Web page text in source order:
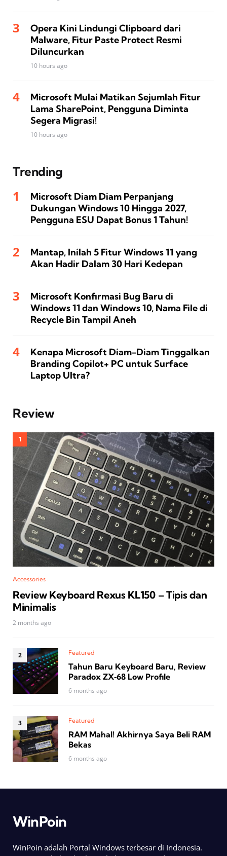
Opera Kini Lindungi Clipboard dari
Malware, Fitur Paste Protect Resmi
Diluncurkan
10 hours ago
Microsoft Mulai Matikan Sejumlah Fitur
Lama SharePoint, Pengguna Diminta
Segera Migrasi!
10 hours ago
Trending
Microsoft Diam Diam Perpanjang
Dukungan Windows 10 Hingga 2027,
Pengguna ESU Dapat Bonus 1 Tahun!
Mantap, Inilah 5 Fitur Windows 11 yang
Akan Hadir Dalam 30 Hari Kedepan
Microsoft Konfirmasi Bug Baru di
Windows 11 dan Windows 10, Nama File di
Recycle Bin Tampil Aneh
Kenapa Microsoft Diam-Diam Tinggalkan
Branding Copilot+ PC untuk Surface
Laptop Ultra?
Review
Accessories
Review Keyboard Rexus KL150 – Tipis dan
Minimalis
2 months ago
Featured
Tahun Baru Keyboard Baru, Review
Paradox ZX‑68 Low Profile
6 months ago
Featured
RAM Mahal! Akhirnya Saya Beli RAM
Bekas
6 months ago
WinPoin
WinPoin adalah Portal Windows terbesar di Indonesia.